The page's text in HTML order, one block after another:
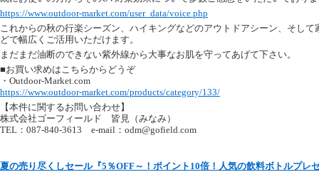
https://www.outdoor-market.com/user_data/voice.php
これからの秋の行楽シーズン、ハイキングなどのアウトドアシーン、そし
どで幅広くご活用いただけます。
まだまだ油断のできない紫外線から大事なお肌を守ってあげて下さい。
■お買い求めはこちらからどうぞ
・Outdoor-Market.com
https://www.outdoor-market.com/products/category/133/
【本件に関するお問い合わせ】
株式会社ゴーフィールド 皆見（みなみ）
TEL：087-840-3613 e-mail： odm@gofield.com
夏の売り尽くしセール『5％OFF～！ポイント10倍！人気の飲料ボトルプレ